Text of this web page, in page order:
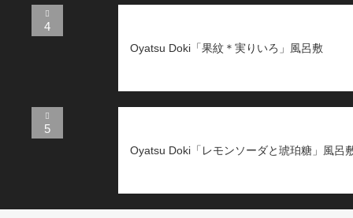
4
Oyatsu Doki「果紋＊実りいろ」風呂敷
5
Oyatsu Doki「レモンソーダと琥珀糖」風呂